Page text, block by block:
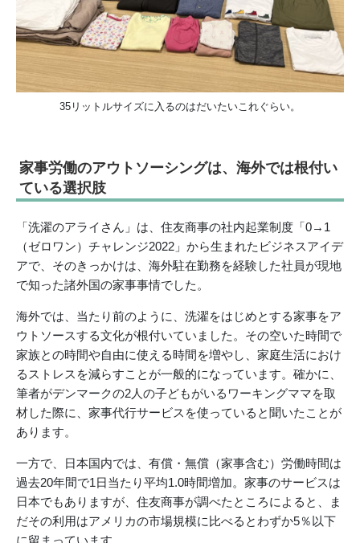
35リットルサイズに入るのはだいたいこれぐらい。
家事労働のアウトソーシングは、海外では根付い
ている選択肢
「洗濯のアライさん」は、住友商事の社内起業制度「0→1
（ゼロワン）チャレンジ2022」から生まれたビジネスアイデ
アで、そのきっかけは、海外駐在勤務を経験した社員が現地
で知った諸外国の家事事情でした。
海外では、当たり前のように、洗濯をはじめとする家事をア
ウトソースする文化が根付いていました。その空いた時間で
家族との時間や自由に使える時間を増やし、家庭生活におけ
るストレスを減らすことが一般的になっています。確かに、
筆者がデンマークの2人の子どもがいるワーキングママを取
材した際に、家事代行サービスを使っていると聞いたことが
あります。
一方で、日本国内では、有償・無償（家事含む）労働時間は
過去20年間で1日当たり平均1.0時間増加。家事のサービスは
日本でもありますが、住友商事が調べたところによると、ま
だその利用はアメリカの市場規模に比べるとわずか5％以下
に留まっています。